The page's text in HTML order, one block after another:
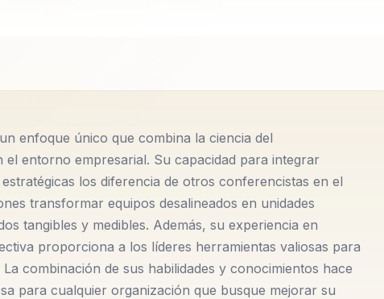
renombre que ha dedicado su carrera a empoderar a
con directivos y responsables de equipos para superar
la integración de la ciencia del comportamiento con
efectivas y personalizadas para cada organización.
de la neurociencia para mejorar la comunicación efectiva y la
funciona el cerebro humano en entornos corporativos,
que les permitan liderar con claridad y confianza, incluso en
la innovación estratégica permite a las organizaciones no
enfoque único que combina la ciencia del
entorno empresarial. Su capacidad para integrar
los diferencia de otros conferencistas en el
transformar equipos desalineados en unidades
tangibles y medibles. Además, su experiencia en
proporciona a los líderes herramientas valiosas para
combinación de sus habilidades y conocimientos hace
para cualquier organización que busque mejorar su